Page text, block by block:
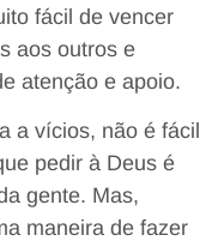
fácil de vencer
aos outros e
atenção e apoio.
a vícios, não é fácil
pedir à Deus é
gente. Mas,
maneira de fazer